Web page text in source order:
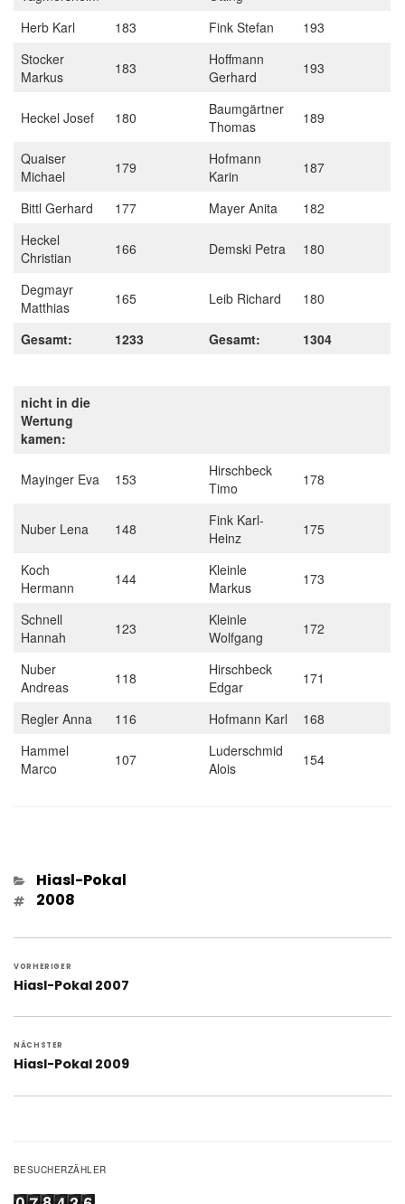
Herb Karl
183 Fink Stefan
193
Stocker
Markus
183
Hoffmann
Gerhard
193
Heckel Josef 180
Baumgärtner
Thomas
189
Quaiser
Michael
179
Hofmann
Karin
187
Bittl Gerhard 177 Mayer Anita
182
Heckel
Christian
166 Demski Petra 180
Degmayr
Matthias
165 Leib Richard 180
Gesamt: 1233 Gesamt: 1304
nicht in die
Wertung
kamen:
Mayinger Eva 153
Hirschbeck
Timo
178
Nuber Lena 148
Fink Karl-
Heinz
175
Koch
Hermann
144
Kleinle
Markus
173
Schnell
Hannah
123
Kleinle
Wolfgang
172
Nuber
Andreas
118
Hirschbeck
Edgar
171
Regler Anna 116 Hofmann Karl
168
Hammel
Marco
107
Luderschmid
Alois
154
Kategorien
Hiasl-Pokal
Schlagwörter
2008
VORHERIGER
Vorheriger
Hiasl-Pokal 2007
NÄCHSTER
Nächster
Hiasl-Pokal 2009
BESUCHERZÄHLER